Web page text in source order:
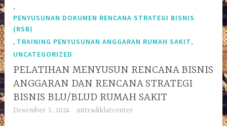
,
PENYUSUNAN DOKUMEN RENCANA STRATEGI BISNIS
(RSB)
, TRAINING PENYUSUNAN ANGGARAN RUMAH SAKIT,
UNCATEGORIZED
PELATIHAN MENYUSUN RENCANA BISNIS
ANGGARAN DAN RENCANA STRATEGI
BISNIS BLU/BLUD RUMAH SAKIT
Desember 3, 2024 mitradiklatcenter